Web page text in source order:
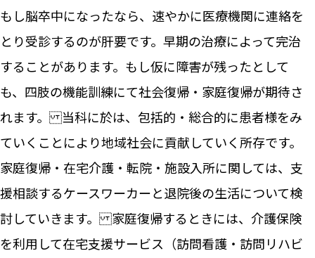
もし脳卒中になったなら、速やかに医療機関に連絡を
とり受診するのが肝要です。早期の治療によって完治
することがあります。もし仮に障害が残ったとして
も、四肢の機能訓練にて社会復帰・家庭復帰が期待さ
れます。 当科に於は、包括的・総合的に患者様をみ
ていくことにより地域社会に貢献していく所存です。
家庭復帰・在宅介護・転院・施設入所に関しては、支
援相談するケースワーカーと退院後の生活について検
討していきます。 家庭復帰するときには、介護保険
を利用して在宅支援サービス（訪問看護・訪問リハビ